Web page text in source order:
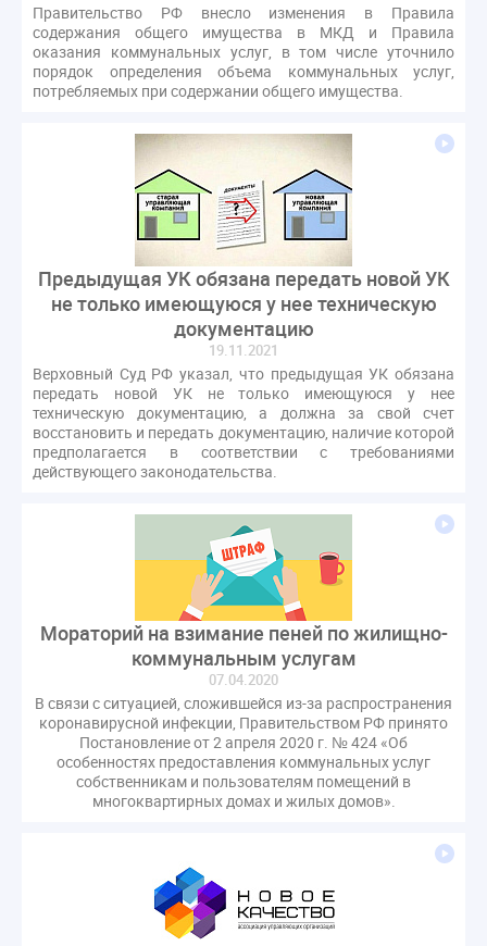
Правительство РФ внесло изменения в Правила
содержания общего имущества в МКД и Правила
оказания коммунальных услуг, в том числе уточнило
порядок определения объема коммунальных услуг,
потребляемых при содержании общего имущества.
Предыдущая УК обязана передать новой УК
не только имеющуюся у нее техническую
документацию
19.11.2021
Верховный Суд РФ указал, что предыдущая УК обязана
передать новой УК не только имеющуюся у нее
техническую документацию, а должна за свой счет
восстановить и передать документацию, наличие которой
предполагается в соответствии с требованиями
действующего законодательства.
Мораторий на взимание пеней по жилищно-
коммунальным услугам
07.04.2020
В связи с ситуацией, сложившейся из-за распространения
коронавирусной инфекции, Правительством РФ принято
Постановление от 2 апреля 2020 г. № 424 «Об
особенностях предоставления коммунальных услуг
собственникам и пользователям помещений в
многоквартирных домах и жилых домов».